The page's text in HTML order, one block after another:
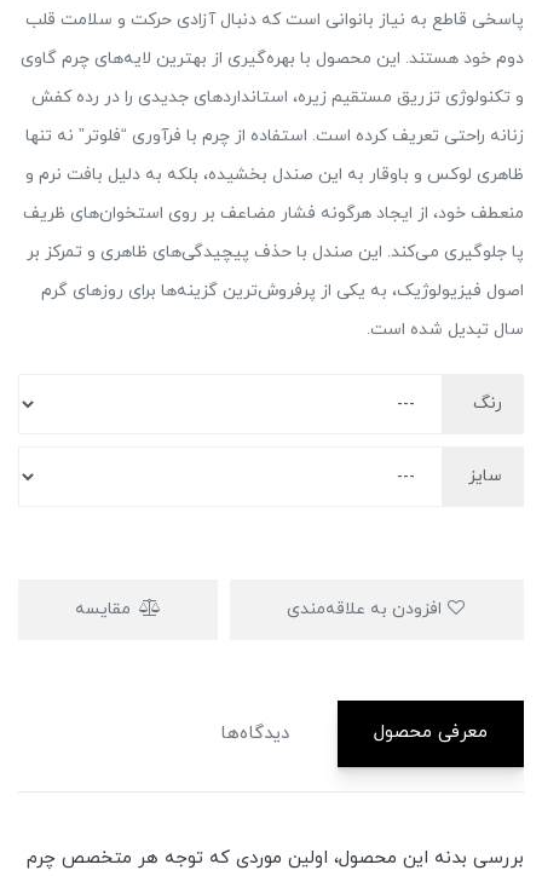
پاسخی قاطع به نیاز بانوانی است که دنبال آزادی حرکت و سلامت قلب
دوم خود هستند. این محصول با بهره‌گیری از بهترین لایه‌های چرم گاوی
و تکنولوژی تزریق مستقیم زیره، استانداردهای جدیدی را در رده کفش
زنانه راحتی تعریف کرده است. استفاده از چرم با فرآوری “فلوتر” نه تنها
ظاهری لوکس و باوقار به این صندل بخشیده، بلکه به دلیل بافت نرم و
منعطف خود، از ایجاد هرگونه فشار مضاعف بر روی استخوان‌های ظریف
پا جلوگیری می‌کند. این صندل با حذف پیچیدگی‌های ظاهری و تمرکز بر
اصول فیزیولوژیک، به یکی از پرفروش‌ترین گزینه‌ها برای روزهای گرم
سال تبدیل شده است.
رنگ
سایز
مقایسه
معرفی محصول دیدگاه‌ها
بررسی بدنه این محصول، اولین موردی که توجه هر متخصص چرم